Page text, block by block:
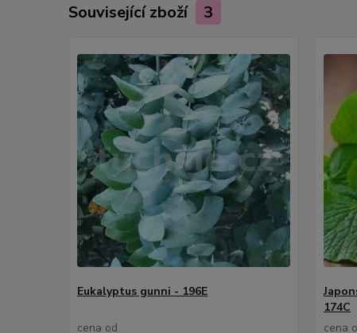
Související zboží 3
Eukalyptus gunni - 196E
cena od
174C
cena